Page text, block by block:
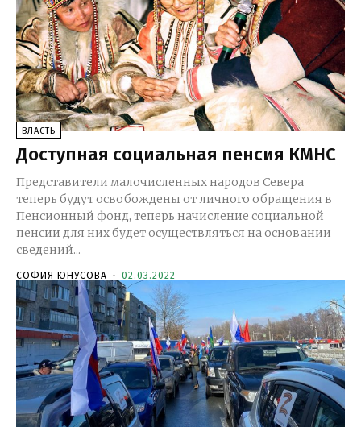
ВЛАСТЬ
Доступная социальная пенсия КМНС
Представители малочисленных народов Севера
теперь будут освобождены от личного обращения в
Пенсионный фонд, теперь начисление социальной
пенсии для них будет осуществляться на основании
сведений...
СОФИЯ ЮНУСОВА - 02.03.2022